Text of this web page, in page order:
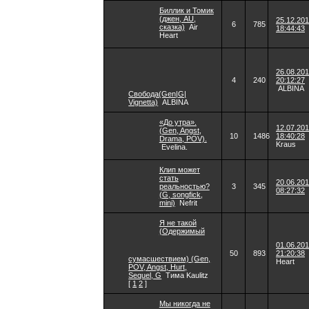
Биллик и Томик
(джен, AU,
сказка) Air
Heart
6 785
18:44:43
Свобода(Gen|G|
Vignetta)
ALBINA
4 240
20:12:27
ALBINA
«До утра».
(Gen, Angst,
Drama, POV).
Evelina.
10 1486
18:40:28
Kraus
Клип может
стать
реальностью?
(G, songfick,
mini)
Nefrit
3 345
08:27:32
Я не такой
(Одержимый
сумасшествием) (Gen,
POV, Angst, Hurt,
Sequel, G
Тима Kaulitz
[ 1 2 ]
50 893
21:20:38
Heart
Мы никогда не